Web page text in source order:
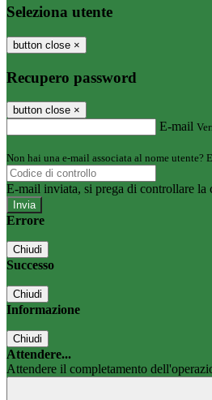
Seleziona utente
button close ×
Recupero password
button close ×
E-mail
Non hai una e-mail associata al nome utente?
E-mail inviata, si prega di controllare la
Errore
Chiudi
Successo
Chiudi
Informazione
Chiudi
Attendere...
Attendere il completamento